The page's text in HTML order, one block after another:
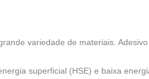
variedade de materiais.
superficial (HSE) e baixa